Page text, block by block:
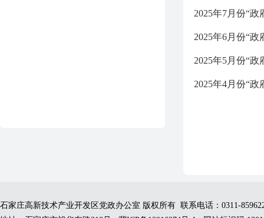
2025年7月份“
2025年6月份“
2025年5月份“
2025年4月份“